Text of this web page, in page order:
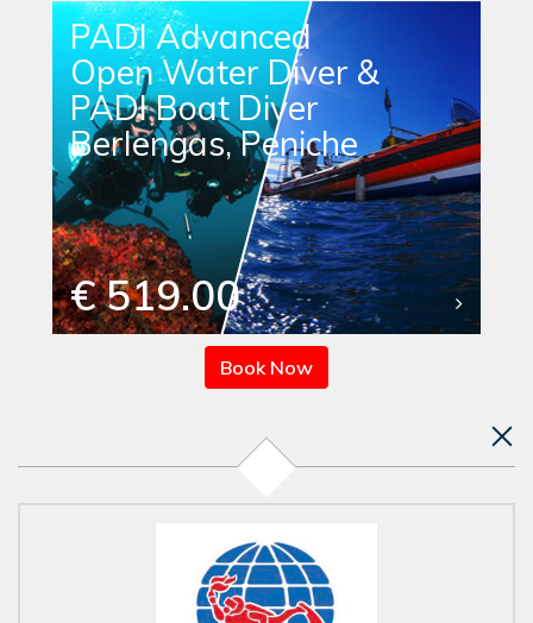
PADI Advanced
Open Water Diver &
PADI Boat Diver
Berlengas, Peniche
€ 519.00
Book Now